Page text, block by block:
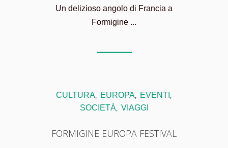
Un delizioso angolo di Francia a
Formigine ...
CULTURA, EUROPA, EVENTI ,
SOCIETÀ, VIAGGI
FORMIGINE EUROPA FESTIVAL